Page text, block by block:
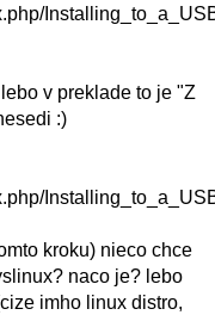
v preklade to je "Z
:)
kroku) nieco chce
naco je? lebo
imho linux distro,